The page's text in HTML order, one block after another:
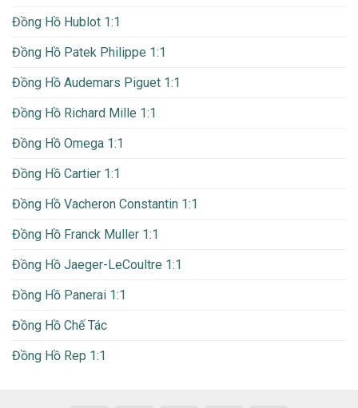
Đồng Hồ Hublot 1:1
Đồng Hồ Patek Philippe 1:1
Đồng Hồ Audemars Piguet 1:1
Đồng Hồ Richard Mille 1:1
Đồng Hồ Omega 1:1
Đồng Hồ Cartier 1:1
Đồng Hồ Vacheron Constantin 1:1
Đồng Hồ Franck Muller 1:1
Đồng Hồ Jaeger-LeCoultre 1:1
Đồng Hồ Panerai 1:1
Đồng Hồ Chế Tác
Đồng Hồ Rep 1:1